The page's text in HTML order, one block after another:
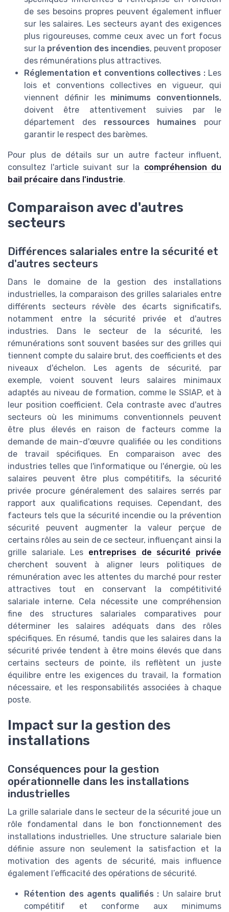
de ses besoins propres peuvent également influer
sur les salaires. Les secteurs ayant des exigences
plus rigoureuses, comme ceux avec un fort focus
sur la prévention des incendies, peuvent proposer
des rémunérations plus attractives.
Réglementation et conventions collectives : Les
lois et conventions collectives en vigueur, qui
viennent définir les minimums conventionnels,
doivent être attentivement suivies par le
département des ressources humaines pour
garantir le respect des barèmes.
Pour plus de détails sur un autre facteur influent,
consultez l'article suivant sur la compréhension du
bail précaire dans l'industrie.
Comparaison avec d'autres
secteurs
Différences salariales entre la sécurité et
d'autres secteurs
Dans le domaine de la gestion des installations
industrielles, la comparaison des grilles salariales entre
différents secteurs révèle des écarts significatifs,
notamment entre la sécurité privée et d'autres
industries. Dans le secteur de la sécurité, les
rémunérations sont souvent basées sur des grilles qui
tiennent compte du salaire brut, des coefficients et des
niveaux d'échelon. Les agents de sécurité, par
exemple, voient souvent leurs salaires minimaux
adaptés au niveau de formation, comme le SSIAP, et à
leur position coefficient. Cela contraste avec d'autres
secteurs où les minimums conventionnels peuvent
être plus élevés en raison de facteurs comme la
demande de main-d'œuvre qualifiée ou les conditions
de travail spécifiques. En comparaison avec des
industries telles que l'informatique ou l'énergie, où les
salaires peuvent être plus compétitifs, la sécurité
privée procure généralement des salaires serrés par
rapport aux qualifications requises. Cependant, des
facteurs tels que la sécurité incendie ou la prévention
sécurité peuvent augmenter la valeur perçue de
certains rôles au sein de ce secteur, influençant ainsi la
grille salariale. Les entreprises de sécurité privée
cherchent souvent à aligner leurs politiques de
rémunération avec les attentes du marché pour rester
attractives tout en conservant la compétitivité
salariale interne. Cela nécessite une compréhension
fine des structures salariales comparatives pour
déterminer les salaires adéquats dans des rôles
spécifiques. En résumé, tandis que les salaires dans la
sécurité privée tendent à être moins élevés que dans
certains secteurs de pointe, ils reflètent un juste
équilibre entre les exigences du travail, la formation
nécessaire, et les responsabilités associées à chaque
poste.
Impact sur la gestion des
installations
Conséquences pour la gestion
opérationnelle dans les installations
industrielles
La grille salariale dans le secteur de la sécurité joue un
rôle fondamental dans le bon fonctionnement des
installations industrielles. Une structure salariale bien
définie assure non seulement la satisfaction et la
motivation des agents de sécurité, mais influence
également l’efficacité des opérations de sécurité.
Rétention des agents qualifiés : Un salaire brut
compétitif et conforme aux minimums